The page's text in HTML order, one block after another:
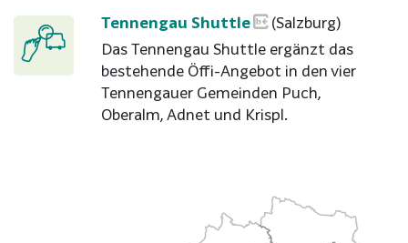
Tennengau Shuttle
(Salzburg)
Das Tennengau Shuttle ergänzt das
bestehende Öffi-Angebot in den vier
Tennengauer Gemeinden Puch,
Oberalm, Adnet und Krispl.